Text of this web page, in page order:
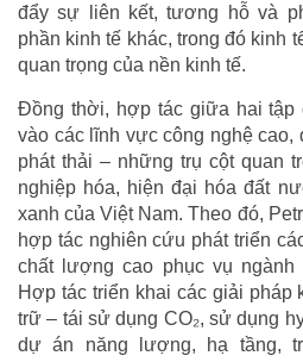
đẩy sự liên kết, tương hỗ và
phần kinh tế khác, trong đó kinh
quan trọng của nền kinh tế.
Đồng thời, hợp tác giữa hai tập
vào các lĩnh vực công nghệ cao,
phát thải – những trụ cột quan
nghiệp hóa, hiện đại hóa đất
xanh của Việt Nam. Theo đó,
hợp tác nghiên cứu phát triển
chất lượng cao phục vụ
Hợp tác triển khai các giải pháp
trữ – tái sử dụng CO₂, sử dụng
dự án năng lượng, hạ tầng,